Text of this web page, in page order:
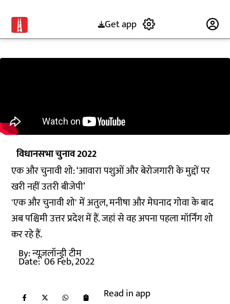
Get app
विधानसभा चुनाव 2022
एक और चुनावी शो: ‘आवारा पशुओं और बेरोजगारी के मुद्दों पर
खरी नहीं उतरी बीजेपी’
'एक और चुनावी शो' में अतुल, मनीषा और मेघनाद गोवा के बाद
अब पश्चिमी उत्तर प्रदेश में हैं. जहां से वह अपना पहला मॉर्निंग शो
कर रहे हैं.
By:न्यूज़लॉन्ड्री टीम
Date: 06 Feb, 2022
Read in app